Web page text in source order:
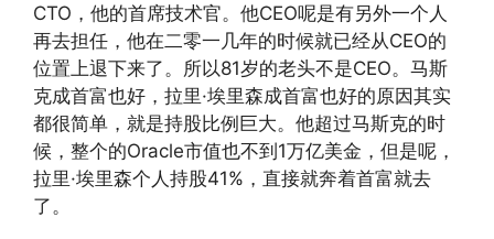
CTO，他的首席技术官。他CEO呢是有另外一个人
再去担任，他在二零一几年的时候就已经从CEO的
位置上退下来了。所以81岁的老头不是CEO。马斯
克成首富也好，拉里·埃里森成首富也好的原因其实
都很简单，就是持股比例巨大。他超过马斯克的时
候，整个的Oracle市值也不到1万亿美金，但是呢，
拉里·埃里森个人持股41%，直接就奔着首富就去
了。